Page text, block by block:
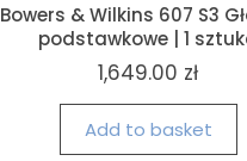
Bowers & Wilkins 607 S3
podstawkowe | 1
1,649.00 zł
Add to basket